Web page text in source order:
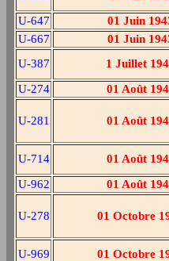
U-647
01 Juin
U-667
01 Juin
U-387
1 Juillet
U-274
01 Août
U-281 01 Août
U-714 01 Août
U-962
01 Août
U-278 01 Octobre
U-969 01 Octobre